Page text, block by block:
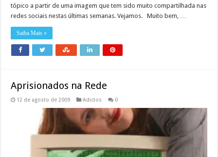
tópico a partir de uma imagem que tem sido muito compartilhada nas
redes sociais nestas últimas semanas. Vejamos. Muito bem, …
Saiba Mais »
Aprisionados na Rede
12 de agosto de 2009 Adictos 0